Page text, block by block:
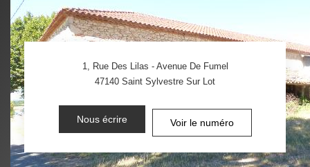
1, Rue Des Lilas - Avenue De Fumel
47140 Saint Sylvestre Sur Lot
Nous écrire Voir le numéro